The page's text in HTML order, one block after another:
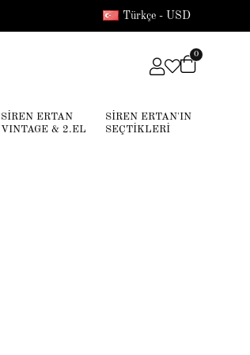
Türkçe - USD
0
SİREN ERTAN
VINTAGE & 2.EL
SİREN ERTAN'IN
SEÇTİKLERİ